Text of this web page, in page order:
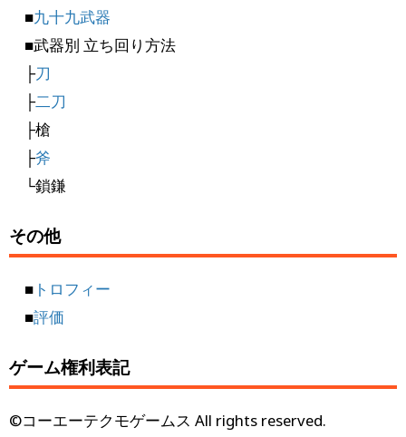
■九十九武器
■武器別 立ち回り方法
├刀
├二刀
├槍
├斧
└鎖鎌
その他
■ トロフィー
■評価
ゲーム権利表記
©コーエーテクモゲームス All rights reserved.